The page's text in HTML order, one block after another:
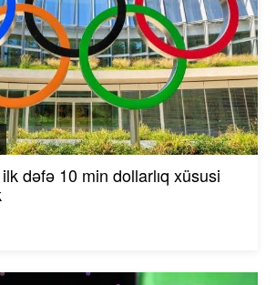
dəfə 10 min dollarlıq xüsusi